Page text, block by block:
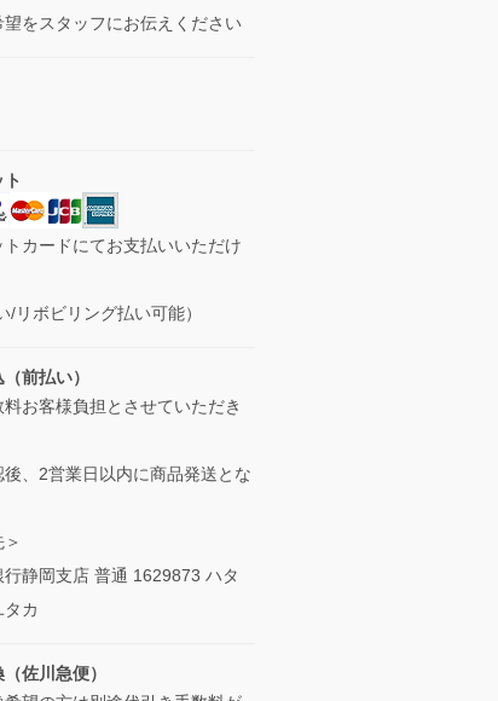
をスタッフにお伝えください
トカードにてお支払いいただけ
/リボビリング払い可能）
前払い）
お客様負担とさせていただき
後、2営業日以内に商品発送とな
行静岡支店 普通 1629873 ハタ
カ
佐川急便）